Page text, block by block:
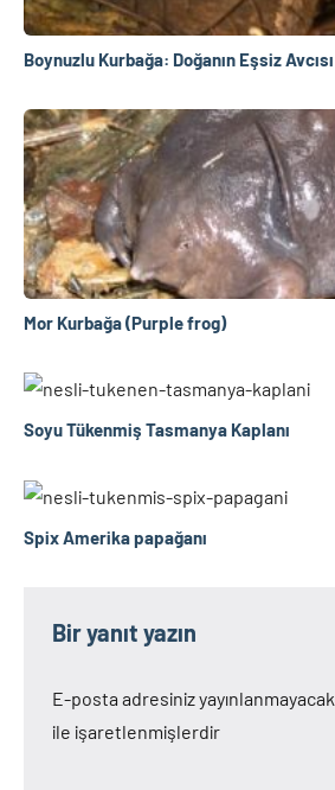
Boynuzlu Kurbağa: Doğanın Eşsiz Avcısı
Mor Kurbağa (Purple frog)
Soyu Tükenmiş Tasmanya Kaplanı
Spix Amerika papağanı
Bir yanıt yazın
E-posta adresiniz yayınlanmayacak.
ile işaretlenmişlerdir